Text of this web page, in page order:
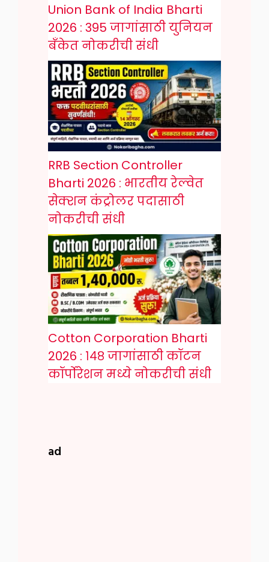
Union Bank of India Bharti
2026 : 395 जागांसाठी युनियन
बँकेत नोकरीची संधी
RRB Section Controller
Bharti 2026 : भारतीय रेल्वेत
सेक्शन कंट्रोलर पदासाठी
नोकरीची संधी
Cotton Corporation Bharti
2026 : १४८ जागांसाठी कॉटन
कॉर्पोरेशन मध्ये नोकरीची संधी
ad